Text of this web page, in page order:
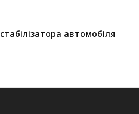
автомобіля